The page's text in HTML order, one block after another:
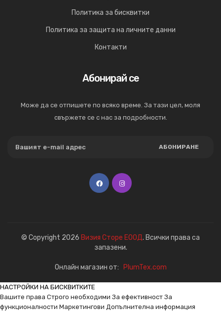
Политика за бисквитки
Политика за защита на личните данни
Контакти
Абонирай се
Може да се отпишете по всяко време. За тази цел, моля
свържете се с нас за подробности.
АБОНИРАНЕ
© Copyright 2026 Визия Сторе ЕООД. Всички права са
запазени.
Онлайн магазин от: PlumTex.com
НАСТРОЙКИ НА БИСКВИТКИТЕ
Вашите права Строго необходими За ефективност За
функционалности Маркетингови Допълнителна информация